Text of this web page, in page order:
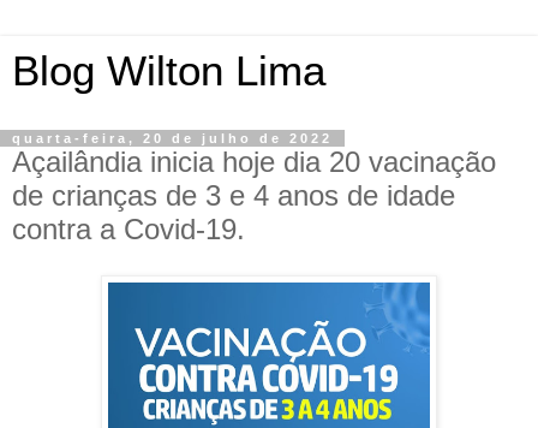
Blog Wilton Lima
quarta-feira, 20 de julho de 2022
Açailândia inicia hoje dia 20 vacinação
de crianças de 3 e 4 anos de idade
contra a Covid-19.